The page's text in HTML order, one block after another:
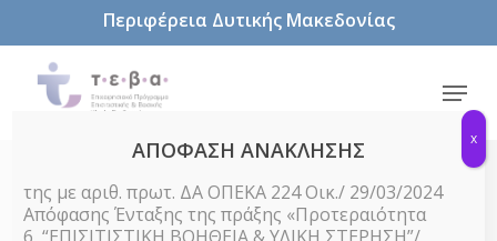
content
Περιφέρεια Δυτικής Μακεδονίας
Menu
« All Events
ΑΠΟΦΑΣΗ ΑΝΑΚΛΗΣΗΣ
της με αριθ. πρωτ. ΔΑ ΟΠΕΚΑ 224 Οικ./ 29/03/2024
Απόφασης Ένταξης της πράξης «Προτεραιότητα
x